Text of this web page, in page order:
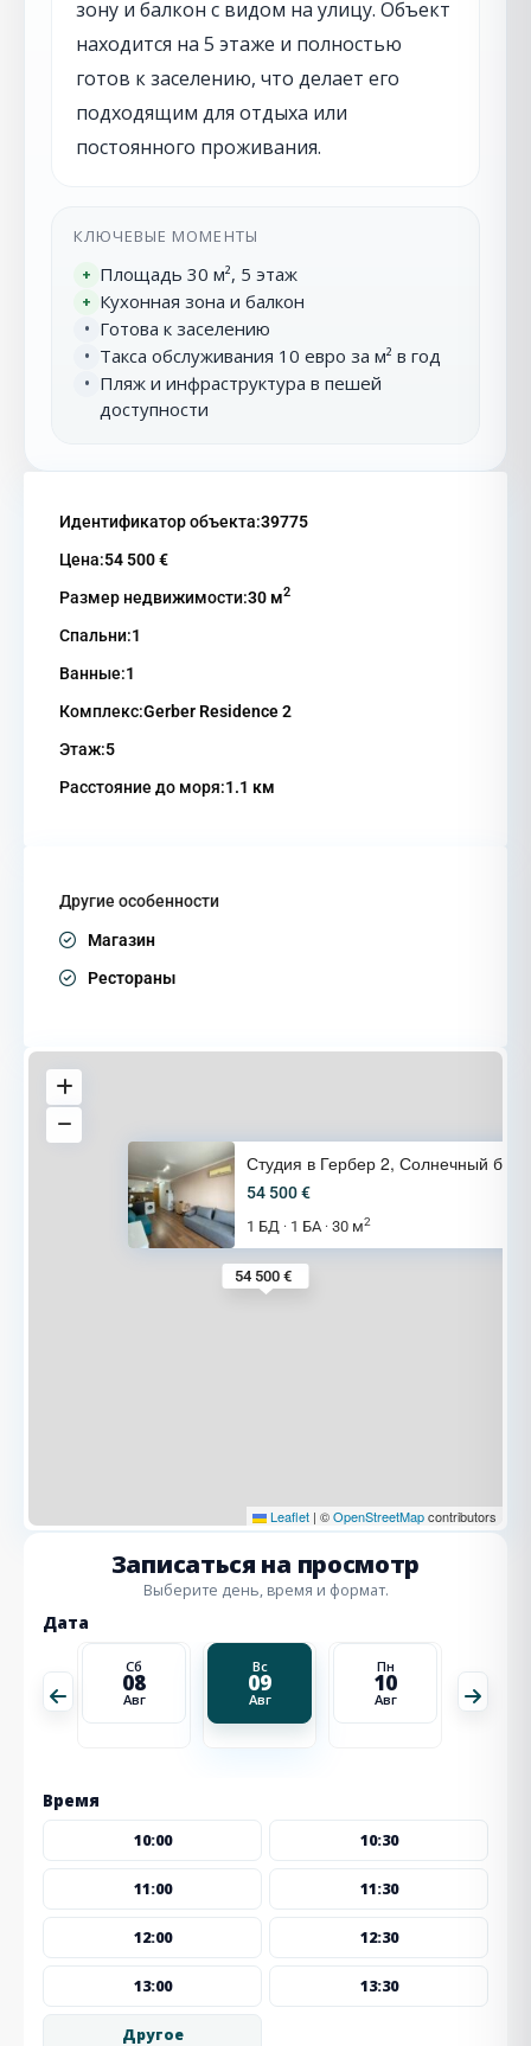
зону и балкон с видом на улицу. Объект
находится на 5 этаже и полностью
готов к заселению, что делает его
подходящим для отдыха или
постоянного проживания.
КЛЮЧЕВЫЕ МОМЕНТЫ
+ Площадь 30 м², 5 этаж
+ Кухонная зона и балкон
• Готова к заселению
• Такса обслуживания 10 евро за м² в год
• Пляж и инфраструктура в пешей
доступности
Идентификатор объекта:39775
Цена:54 500 €
Размер недвижимости:30 м2
Спальни:1
Ванные:1
Комплекс:Gerber Residence 2
Этаж:5
Расстояние до моря:1.1 км
Другие особенности
Магазин
Рестораны
54 500 €
Студия в Гербер 2, Солнечный б
54 500 €
1 БД · 1 БА · 30 м2
Leaflet | ©OpenStreetMapcontributors
Записаться на просмотр
Выберите день, время и формат.
Дата
Сб
08
Авг
Вс
09
Авг
Пн
10
Авг
Время
10:00 10:30
11:00 11:30
12:00 12:30
13:00 13:30
Другое